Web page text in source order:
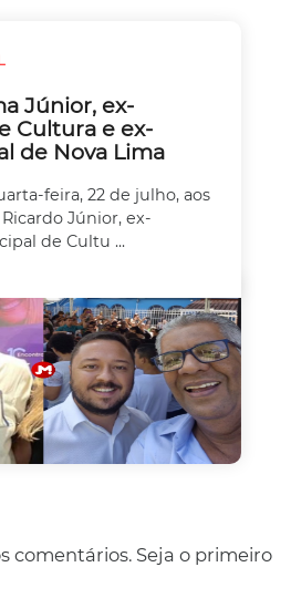
Júnior, ex-
Cultura e ex-
de Nova Lima
feira, 22 de julho, aos
Júnior, ex-
de Cultu ...
comentários. Seja o primeiro